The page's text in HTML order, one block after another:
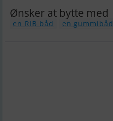
Ønsker at bytte med
en RIB båd en gummibåd